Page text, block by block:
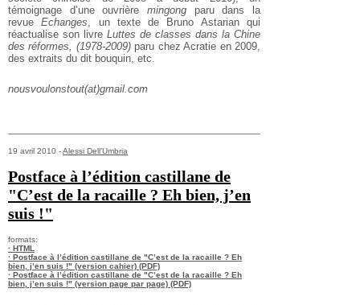
témoignage d’une ouvrière mingong paru dans la
revueEchanges, un texte de Bruno Astarian qui
réactualise son livre Luttes de classes dans la Chine
des réformes, (1978-2009)paru chez Acratie en 2009,
des extraits du dit bouquin, etc.
nousvoulonstout(at)gmail.com
19 avril 2010 -Alessi Dell’Umbria
Postface à l’édition castillane de
"C’est de la racaille ? Eh bien, j’en
suis !"
formats:
· HTML
· Postface à l’édition castillane de "C’est de la racaille ? Eh
bien, j’en suis !" (version cahier) (PDF)
· Postface à l’édition castillane de "C’est de la racaille ? Eh
bien, j’en suis !" (version page par page) (PDF)